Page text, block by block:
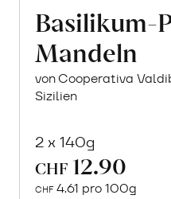
Basilikum-
Mandeln
von Cooperativa
Sizilien
2 x 140g
CHF 12.90
CHF 4.61 pro 100g